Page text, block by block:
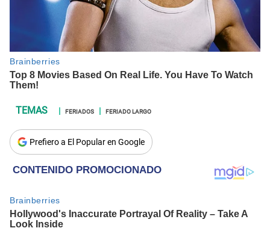
FERIADOS FERIADO LARGO
Prefiero a El Popular en Google